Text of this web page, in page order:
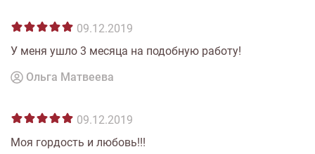
09.12.2019
У меня ушло 3 месяца на подобную работу!
Ольга Матвеева
09.12.2019
Моя гордость и любовь!!!